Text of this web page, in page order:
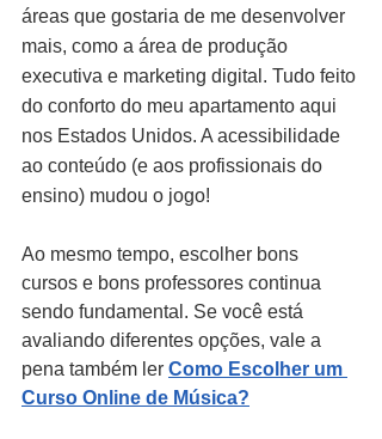
áreas que gostaria de me desenvolver
mais, como a área de produção
executiva e marketing digital. Tudo feito
do conforto do meu apartamento aqui
nos Estados Unidos. A acessibilidade
ao conteúdo (e aos profissionais do
ensino) mudou o jogo!
Ao mesmo tempo, escolher bons
cursos e bons professores continua
sendo fundamental. Se você está
avaliando diferentes opções, vale a
pena também ler Como Escolher um
Curso Online de Música?